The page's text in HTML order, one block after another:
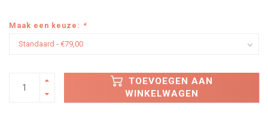
Maak een keuze: *
TOEVOEGEN AAN
WINKELWAGEN